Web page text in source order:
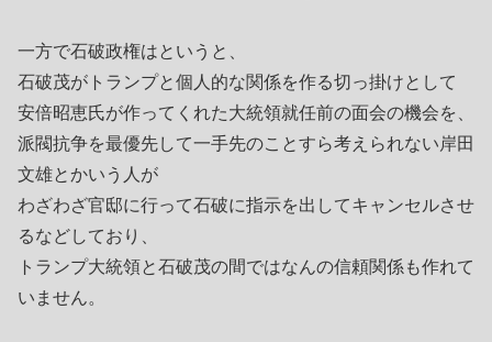
一方で石破政権はというと、
石破茂がトランプと個人的な関係を作る切っ掛けとして
安倍昭恵氏が作ってくれた大統領就任前の面会の機会を、
派閥抗争を最優先して一手先のことすら考えられない岸田
文雄とかいう人が
わざわざ官邸に行って石破に指示を出してキャンセルさせ
るなどしており、
トランプ大統領と石破茂の間ではなんの信頼関係も作れて
いません。